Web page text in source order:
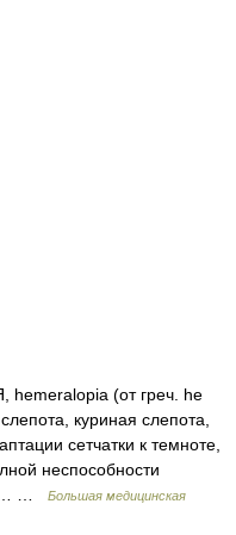
(от греч. he
куриная слепота,
сетчатки к темноте,
неспособности
…
Большая медицинская